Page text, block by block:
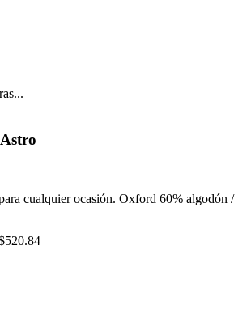
cualquier ocasión. Oxford 60% algodón /